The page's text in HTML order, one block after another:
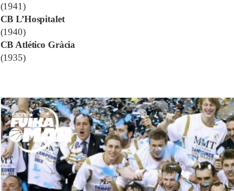
(1941)
CB L’Hospitalet
(1940)
CB Atlético Gràcia
(1935)